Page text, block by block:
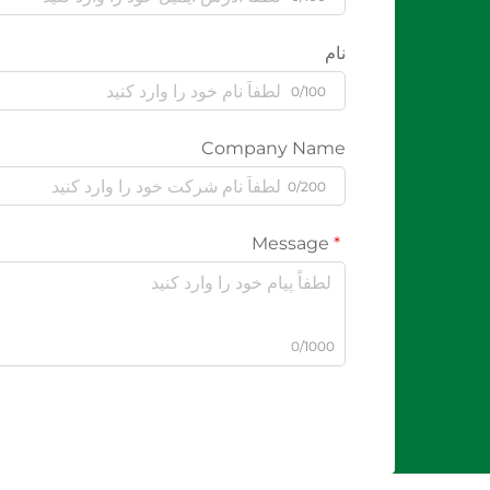
نام
0/100
Company Name
0/200
0/1000